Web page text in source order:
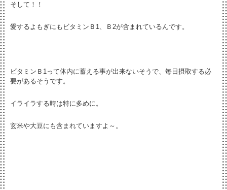
そして！！
愛するよもぎにもビタミンＢ1、Ｂ2が含まれているんです。
ビタミンＢ1って体内に蓄える事が出来ないそうで、毎日摂取する必
要があるそうです。
イライラする時は特に多めに。
玄米や大豆にも含まれていますよ～。